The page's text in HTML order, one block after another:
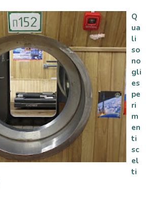
Q
ua
li
so
no
gli
es
pe
ri
m
en
ti
sc
el
ti